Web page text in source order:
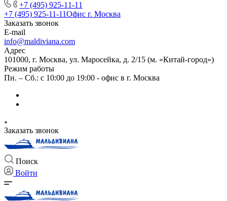
+7 (495) 925-11-11
+7 (495) 925-11-11Офис г. Москва
Заказать звонок
E-mail
info@maldiviana.com
Адрес
101000, г. Москва, ул. Маросейка, д. 2/15 (м. «Китай-город»)
Режим работы
Пн. – Сб.: с 10:00 до 19:00 - офис в г. Москва
Заказать звонок
Поиск
Войти